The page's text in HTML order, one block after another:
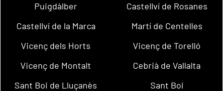
Puigdàlber
Castellví de Rosanes
Castellví de la Marca
Martí de Centelles
Vicenç dels Horts
Vicenç de Torelló
Vicenç de Montalt
Cebrià de Vallalta
Sant Boi de Lluçanès
Sant Boi